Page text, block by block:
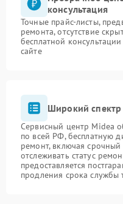
консультация
Точные прайс-листы,
ремонта, отсутствие
бесплатной
сайте
Широкий спектр
Сервисный центр Midea
по всей РФ, бесплатную
ремонт, включая
отслеживать статус
предоставляется
продления срока службы